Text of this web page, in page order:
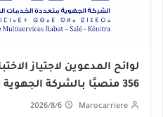
لوائح المدعوين لاجتياز
356 منصبًا بالشركة
سلا القنيطرة 2026
Marocarriere
2026/8/6